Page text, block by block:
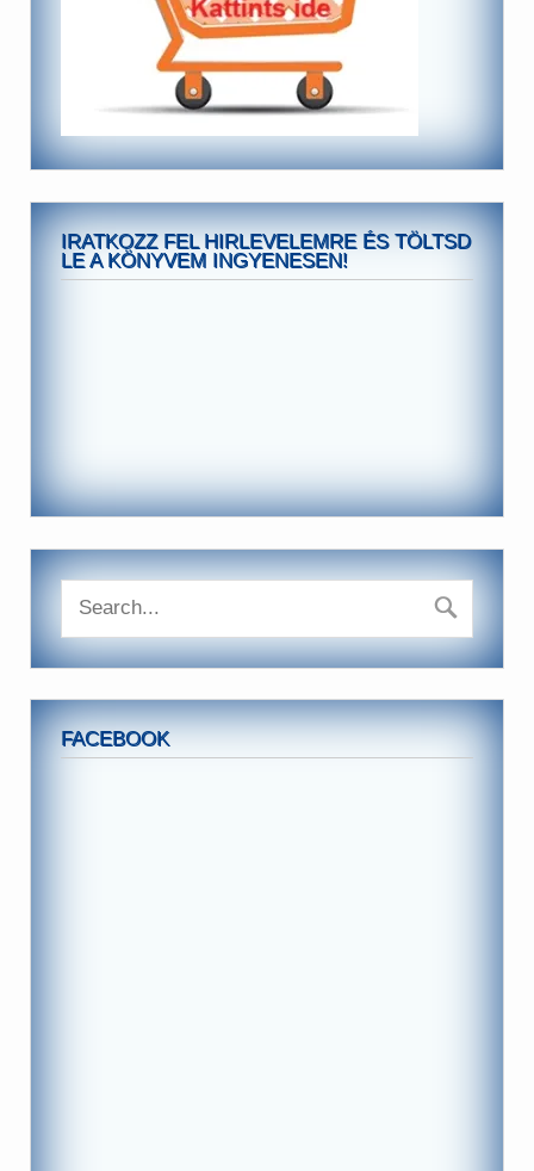
IRATKOZZ FEL HIRLEVELEMRE ÉS TÖLTSD
LE A KÖNYVEM INGYENESEN!
FACEBOOK